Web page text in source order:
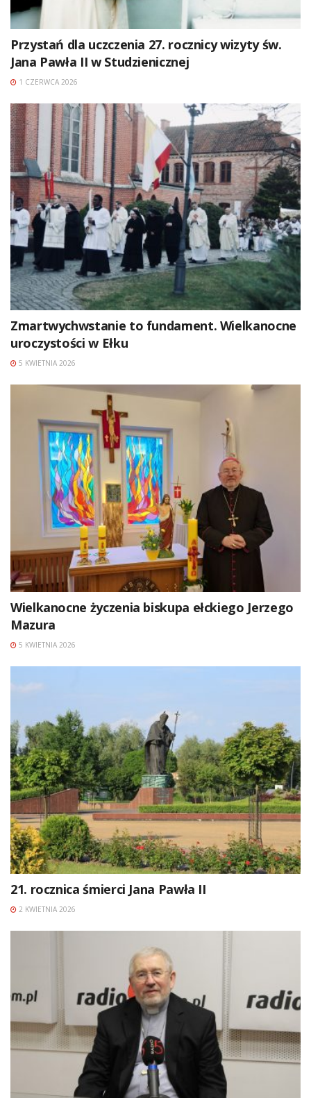
Przystań dla uczczenia 27. rocznicy wizyty św.
Jana Pawła II w Studzienicznej
1 CZERWCA 2026
Zmartwychwstanie to fundament. Wielkanocne
uroczystości w Ełku
5 KWIETNIA 2026
Wielkanocne życzenia biskupa ełckiego Jerzego
Mazura
5 KWIETNIA 2026
21. rocznica śmierci Jana Pawła II
2 KWIETNIA 2026